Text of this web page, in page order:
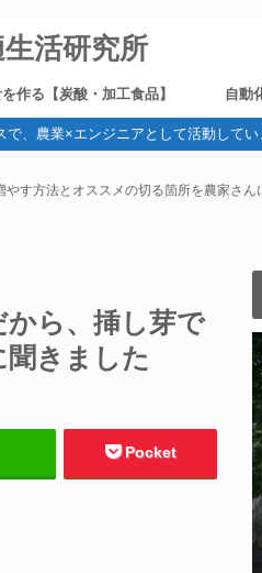
活研究所
作る【炭酸・加工食品】 自動
電気
で、農業×エンジニアとして活動してい
す方法とオススメの切る箇所を農家さん
ら、挿し芽で
きました
Pocket